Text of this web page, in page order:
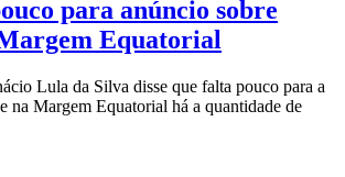
para anúncio sobre
Equatorial
Lula da Silva disse que falta pouco para a
na Margem Equatorial há a quantidade de